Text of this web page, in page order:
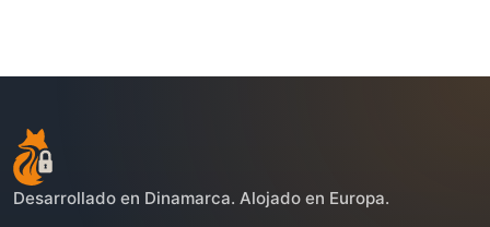
Desarrollado en Dinamarca. Alojado en Europa.